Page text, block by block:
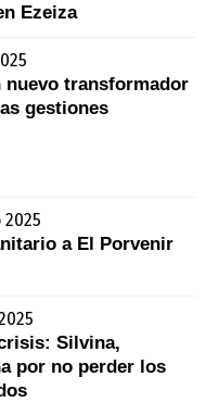
Ezeiza
nuevo transformador
gestiones
a El Porvenir
Silvina,
por no perder los